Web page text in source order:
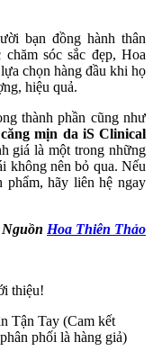
bạn đồng hành thân
sóc sắc đẹp, Hoa
chọn hàng đầu khi họ
hiệu quả.
thành phần cũng như
mịn da iS Clinical
giá là một trong những
không nên bỏ qua. Nếu
hãy liên hệ ngay
Nguồn Hoa Thiên Thảo
thiệu!
Tận Tay (Cam kết
phối là hàng giả)